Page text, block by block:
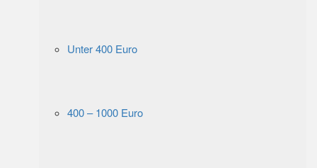
Unter 400 Euro
400 – 1000 Euro